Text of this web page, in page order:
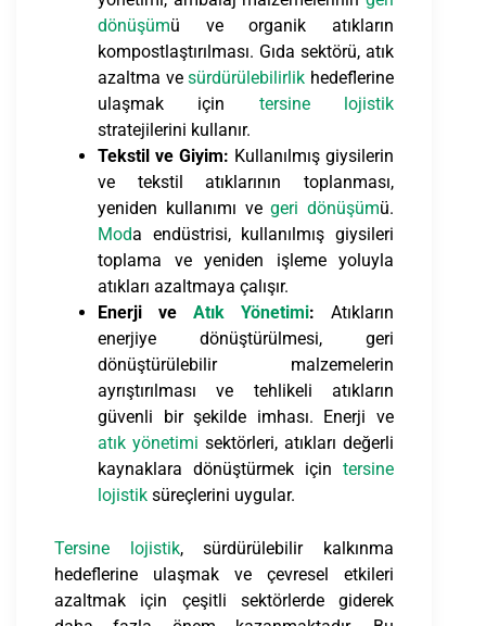
dönüşümü ve organik atıkların
kompostlaştırılması. Gıda sektörü, atık
azaltma vesürdürülebilirlik hedeflerine
ulaşmak için tersine lojistik
stratejilerini kullanır.
Tekstil ve Giyim: Kullanılmış giysilerin
ve tekstil atıklarının toplanması,
yeniden kullanımı vegeri dönüşümü.
Moda endüstrisi, kullanılmış giysileri
toplama ve yeniden işleme yoluyla
atıkları azaltmaya çalışır.
Enerji ve Atık Yönetimi: Atıkların
enerjiye dönüştürülmesi, geri
dönüştürülebilir malzemelerin
ayrıştırılması ve tehlikeli atıkların
güvenli bir şekilde imhası. Enerji ve
atık yönetimi sektörleri, atıkları değerli
kaynaklara dönüştürmek için tersine
lojistik süreçlerini uygular.
Tersine lojistik, sürdürülebilir kalkınma
hedeflerine ulaşmak ve çevresel etkileri
azaltmak için çeşitli sektörlerde giderek